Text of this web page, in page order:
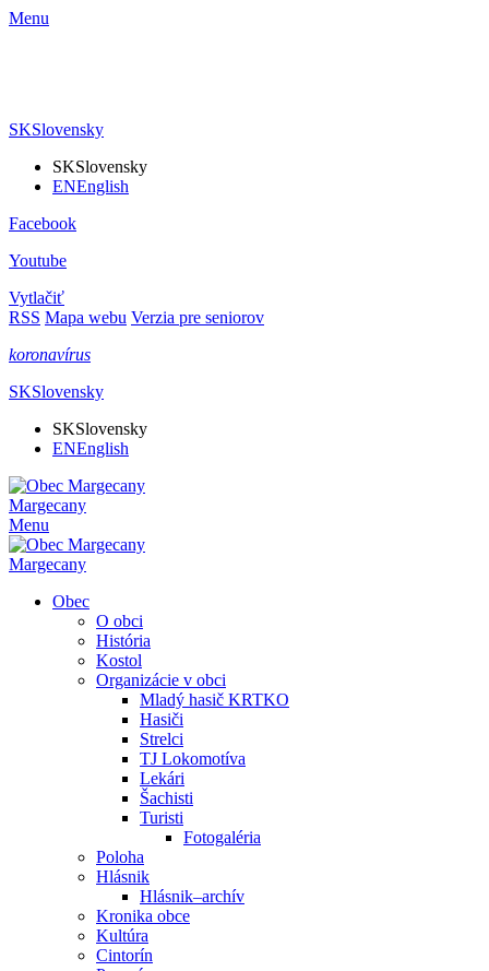
Menu
SKSlovensky
SKSlovensky
ENEnglish
Facebook
Youtube
Vytlačiť
RSS Mapa webu Verzia pre seniorov
koronavírus
SKSlovensky
SKSlovensky
ENEnglish
Margecany
Menu
Margecany
Obec
O obci
História
Kostol
Organizácie v obci
Mladý hasič KRTKO
Hasiči
Strelci
TJ Lokomotíva
Lekári
Šachisti
Turisti
Fotogaléria
Poloha
Hlásnik
Hlásnik–archív
Kronika obce
Kultúra
Cintorín